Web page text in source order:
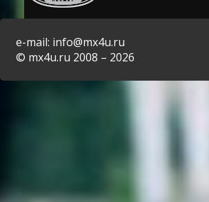
e-mail: info@mx4u.ru
© mx4u.ru 2008 – 2026